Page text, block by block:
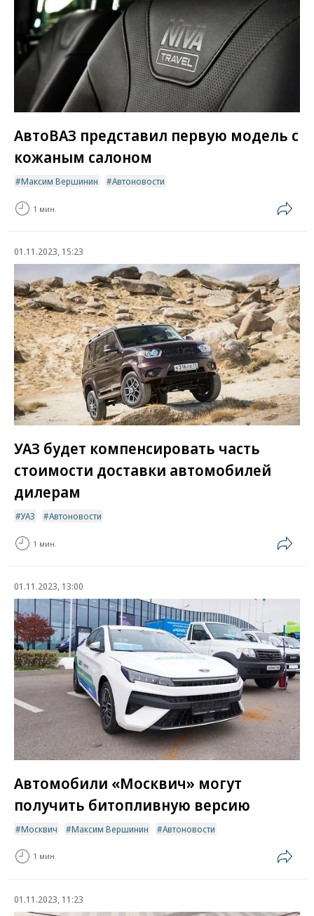
АвтоВАЗ представил первую модель с
кожаным салоном
Максим Вершинин Автоновости
1 мин.
01.11.2023, 15:23
УАЗ будет компенсировать часть
стоимости доставки автомобилей
дилерам
УАЗ Автоновости
1 мин.
01.11.2023, 13:00
Автомобили «Москвич» могут
получить битопливную версию
Москвич Максим Вершинин Автоновости
1 мин.
01.11.2023, 11:23